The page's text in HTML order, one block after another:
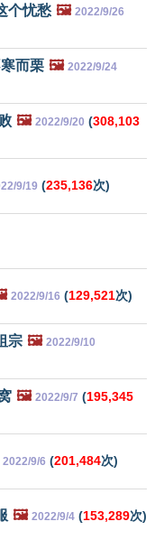
个忧愁 🖼️ 2022/9/26
而栗 🖼️ 2022/9/24
🖼️ 2022/9/20 (308,103
9/19 (235,136次)
2022/9/16 (129,521次)
宗 🖼️ 2022/9/10
🖼️ 2022/9/7 (195,345
2022/9/6 (201,484次)
🖼️ 2022/9/4 (153,289次)